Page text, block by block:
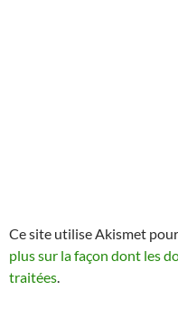
Ce site utilise Akismet
plus sur la façon dont les
traitées.